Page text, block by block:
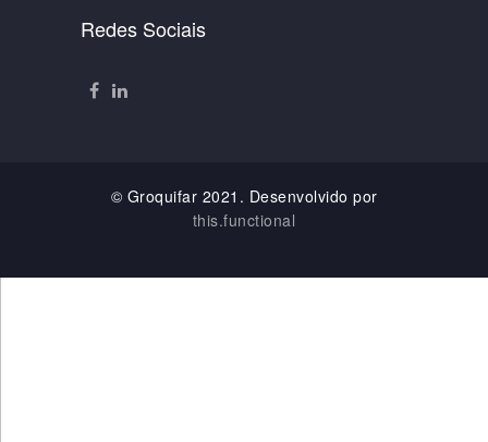
Redes Sociais
© Groquifar 2021. Desenvolvido por
this.functional